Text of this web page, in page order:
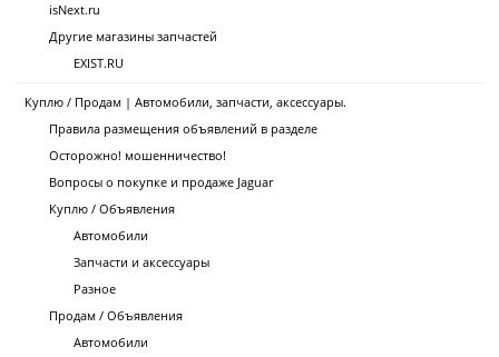
isNext.ru
Другие магазины запчастей
EXIST.RU
Куплю / Продам | Автомобили, запчасти, аксессуары.
Правила размещения объявлений в разделе
Осторожно! мошенничество!
Вопросы о покупке и продаже Jaguar
Куплю / Объявления
Автомобили
Запчасти и аксессуары
Разное
Продам / Объявления
Автомобили